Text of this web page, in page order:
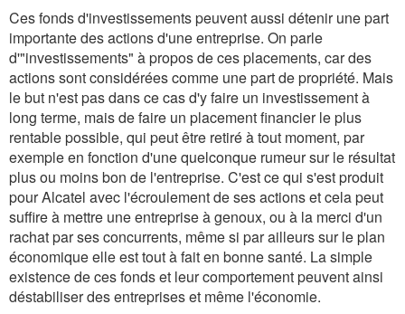
Ces fonds d'investissements peuvent aussi détenir une part
importante des actions d'une entreprise. On parle
d'"investissements" à propos de ces placements, car des
actions sont considérées comme une part de propriété. Mais
le but n'est pas dans ce cas d'y faire un investissement à
long terme, mais de faire un placement financier le plus
rentable possible, qui peut être retiré à tout moment, par
exemple en fonction d'une quelconque rumeur sur le résultat
plus ou moins bon de l'entreprise. C'est ce qui s'est produit
pour Alcatel avec l'écroulement de ses actions et cela peut
suffire à mettre une entreprise à genoux, ou à la merci d'un
rachat par ses concurrents, même si par ailleurs sur le plan
économique elle est tout à fait en bonne santé. La simple
existence de ces fonds et leur comportement peuvent ainsi
déstabiliser des entreprises et même l'économie.